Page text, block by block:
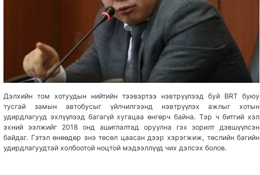
Дэлхийн том хотуудын нийтийн тээвэртээ нэвтрүүлээд буй BRT буюу
тусгай замын автобусыг үйлчилгээнд нэвтрүүлэх ажлыг хотын
удирдлагууд эхлүүлээд багагүй хугацаа өнгөрч байна. Тэр ч битгий хэл
эхний ээлжийг 2018 онд ашиглалтад оруулна гэх зорилт дэвшүүлсэн
байдаг. Гэтэл өнөөдөр энэ төсөл цаасан дээр хэрэгжиж, төслийн багийн
удирдлагуудтай холбоотой ноцтой мэдээллүүд чих дэлсэх болов.